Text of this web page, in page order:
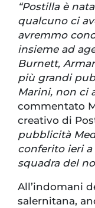
“Postilla è
qualcuno ci
avremmo
insieme ad
Burnett,
più grandi
Marini, non ci
commentato
creativo di
pubblicità
conferito ieri
squadra del
All’indomani
salernitana,